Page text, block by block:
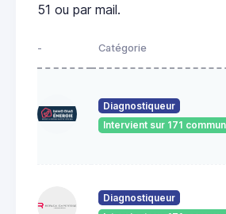
51 ou par mail.
- Catégorie
Diagnostiqueur
Intervient sur 171
Diagnostiqueur